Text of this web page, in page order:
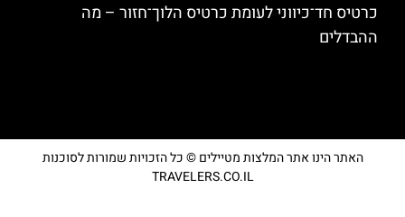
כרטיס חד־כיווני לעומת כרטיס הלוך־חזור – מה
ההבדלים
האתר הינו אתר המלצות מטיילים © כל הזכויות שמורות לסוכנות
TRAVELERS.CO.IL